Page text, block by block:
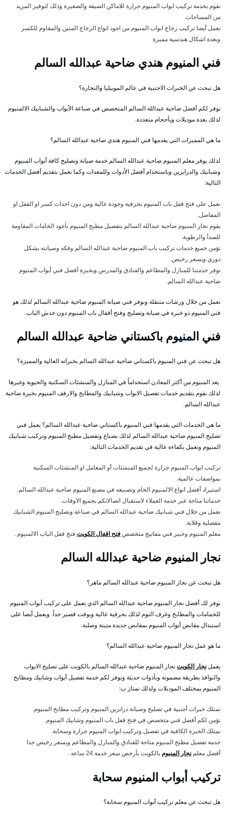
نقوم بخدمة تركيب ابواب المنيوم جرارة للاماكن الضيقة والصغيرة وذلك لتوفير المزيد
من المساحات.
نعمل أيضا تركيب زجاج ابواب المنيوم من اجود انواع الزجاج المتين والمقاوم للكسر
وبعدة اشكال هندسية مميزة
فني المنيوم هندي ضاحية عبدالله السالم
هل تبحث عن الخبرات الاجنبية في عالم الموبيليا والنجارة؟
نوفر لكم أفضل ضاحية عبدالله السالم المتخصص في صناعة الأبواب والشبابيك الالمنيوم
لذلك بعدة موديلات وبأحجام متعددة.
ما هي المميزات التي يقدمها فني المنيوم هندي ضاحية عبدالله السالم؟
لذلك يوفر معلم المنيوم ضاحية عبدالله السالم خدمة صيانة وتصليح كافة أبواب المنيوم
وشبابيك والدرابزين وباستخدام أفضل الأدوات وللمعدات وكما نعمل بتقديم أفضل الخدمات
التالية:
نعمل على فتح قفل باب المنيوم بحرفية وجودة عالية ومن دون احداث كسر او القفل او
المفاصل.
يقوم نجار المنيوم ضاحية عبدالله السالم بتفصيل مطبخ المنيوم بأجود الخامات المقاومة
للصدأ والرطوبة.
نؤمن جميع خدمات تركيب باب المنيوم ضاحية عبدالله السالم وفكه وصيانته بشكل
دوري وبسعر رخيص.
نوفر خدمتنا للمنازل والمطاعم والفنادق والمدرس وبخبرة أفضل فني أبواب المنيوم
ضاحية عبدالله السالم.
نعمل من خلال ورشات متنقلة ونوفر فني صيانة المنيوم ضاحية عبدالله السالم لذلك هو
فني المنيوم ذو خبرة في صيانة وتصليح وفتح أقفال باب المنيوم دون خدش الباب.
فني المنيوم باكستاني ضاحية عبدالله السالم
هل تبحث عن فني المنيوم باكستاني ضاحية عبدالله السالم بخبراته العالية والمميزة؟
يعد المنيوم من أكثر المعادن استخداماً في المنازل والمنشئات السكنية والحيوية وغيرها
لذلك نقوم بتقديم خدمات تفصيل الابواب وشبابيك والمطابخ والارفف المنيوم بخبرة ضاحية
عبدالله السالم.
ما هي الخدمات التي يقدمها فني المنيوم باكستاني ضاحية عبدالله السالم؟ يعمل فني
تصليح المنيوم ضاحية عبدالله السالم لذلك بصناع وتفصيل مطبخ المنيوم وتركيب شبابيك
المنيوم ونعمل بكفاءة عالية في تقديم الخدمات التالية:
تركيب ابواب المنيوم جرارة لجميع المنشئات أو المعامل او المنشئات السكنية
بمواصفات عالمية.
استيراد أفضل انواع الالمنيوم الخام وتصنيعه في مصنع المنيوم ضاحية عبدالله السالم.
خدماتنا متاحة عبر خدمة العملاء لاستقبال اتصالاتكم بجميع الاوقات.
نعمل من خلال فني شبابيك ضاحية عبدالله السالم في صناعة وتصليح المنيوم الشبابيك
مفصلية وقلابة.
معلم المنيوم وخبير فني مفاتيح متخصصفتح اقفال الكويت فتح قفل الباب الالمنيوم .
نجار المنيوم ضاحية عبدالله السالم
هل تبحث عن نجار المنيوم ضاحية عبدالله السالم ماهر؟
نوفر لك أفضل نجار المنيوم ضاحية عبدالله السالم الذي يعمل على تركيب أبواب المنيوم
للحمامات والمطابخ وغرف النوم لذلك بحرفية عالية وبوقت قصير جداً. ويعمل أيضا على
استبدال مقابض أبواب المنيوم بمقابض جديدة متينة وصلبة.
ما هو عمل نجار المنيوم ضاحية عبدالله السالم؟
يعملنجار الكويتنجار المنيوم ضاحية عبدالله السالم بالكويت على تصليح الابواب
والنوافذ بطريقة مضمونة وبأدوات حديثة ونوفر لكم خدمة تفصيل أبواب وشابيك ومطابخ
المنيوم بمختلف الموديلات ولذلك نمتاز ب:
نمتلك خبرات أجنبية في تصليح وصيانة درابزين المنيوم وتركيب مطابخ المنيوم.
نؤمن لكم أفضل فني متخصص في فتح قفل باب المنيوم وشابيك المنيوم.
نمتلك الخبرة الكافية في تفصيل وتركيب ابواب المنيوم جرارة وسحابة.
خدمة تفصيل مطبخ المنيوم متاحة للفنادق والمنازل والمطاعم وبسعر رخيص جدا
أفضل معلمنجار المنيومبالكويت بأرخص سعر خدمة 24 ساعه .
تركيب أبواب المنيوم سحابة
هل تبحث عن معلم تركيب أبواب المنيوم سحابة؟